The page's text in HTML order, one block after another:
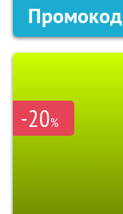
Промокод
-20%